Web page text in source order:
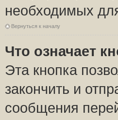
необходимых
Вернуться к началу
Что означает
Эта кнопка
закончить и
сообщения